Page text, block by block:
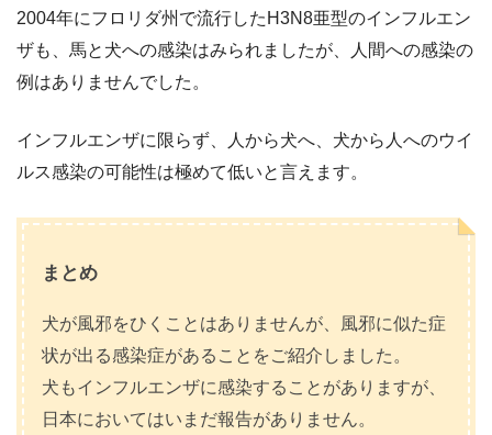
2004年にフロリダ州で流行したH3N8亜型のインフルエン
ザも、馬と犬への感染はみられましたが、人間への感染の
例はありませんでした。
インフルエンザに限らず、人から犬へ、犬から人へのウイ
ルス感染の可能性は極めて低いと言えます。
まとめ
犬が風邪をひくことはありませんが、風邪に似た症
状が出る感染症があることをご紹介しました。
犬もインフルエンザに感染することがありますが、
日本においてはいまだ報告がありません。